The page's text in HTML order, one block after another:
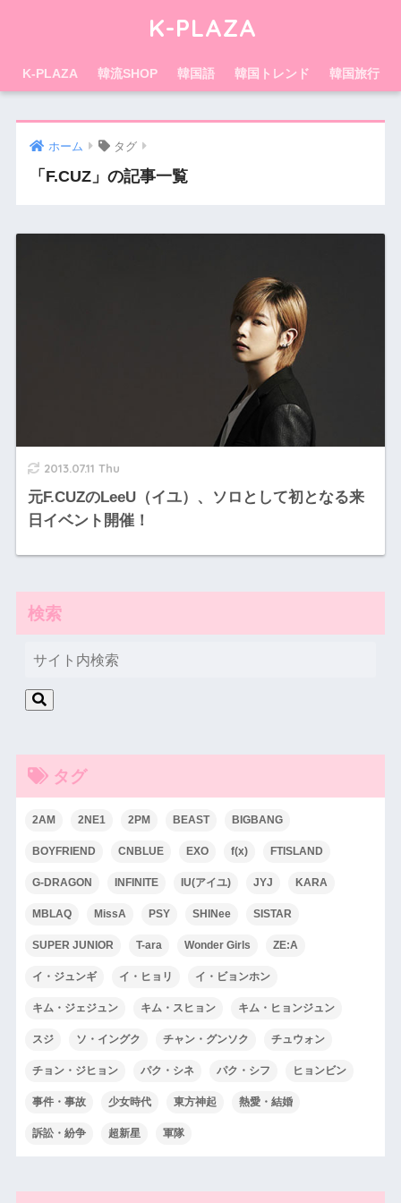
K-PLAZA
K-PLAZA 韓流SHOP 韓国語 韓国トレンド 韓国旅行
ホーム タグ
「F.CUZ」の記事一覧
2013.07.11 Thu
元F.CUZのLeeU（イユ）、ソロとして初となる来
日イベント開催！
検索
タグ
2AM 2NE1 2PM BEAST BIGBANG
BOYFRIEND CNBLUE EXO f(x) FTISLAND
G-DRAGON INFINITE IU(アイユ) JYJ KARA
MBLAQ MissA PSY SHINee SISTAR
SUPER JUNIOR T-ara Wonder Girls ZE:A
イ・ジュンギ イ・ヒョリ イ・ビョンホン
キム・ジェジュン キム・スヒョン キム・ヒョンジュン
スジ ソ・イングク チャン・グンソク チュウォン
チョン・ジヒョン パク・シネ パク・シフ ヒョンビン
事件・事故 少女時代 東方神起 熱愛・結婚
訴訟・紛争 超新星 軍隊